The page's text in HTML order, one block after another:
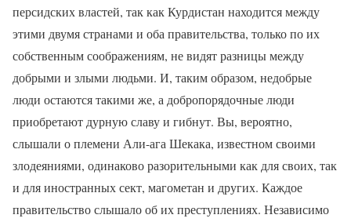
персидских властей, так как Курдистан находится между
этими двумя странами и оба правительства, только по их
собственным соображениям, не видят разницы между
добрыми и злыми людьми. И, таким образом, недобрые
люди остаются такими же, а добропорядочные люди
приобретают дурную славу и гибнут. Вы, вероятно,
слышали о племени Али-ага Шекака, известном своими
злодеяниями, одинаково разорительными как для своих, так
и для иностранных сект, магометан и других. Каждое
правительство слышало об их преступлениях. Независимо